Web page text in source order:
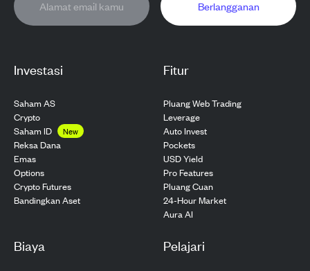
Investasi
Saham AS
Crypto
Saham ID
New
Reksa Dana
Emas
Options
Crypto Futures
Bandingkan Aset
Fitur
Pluang Web Trading
Leverage
Auto Invest
Pockets
USD Yield
Pro Features
Pluang Cuan
24-Hour Market
Aura AI
Biaya Pelajari
Berlangganan